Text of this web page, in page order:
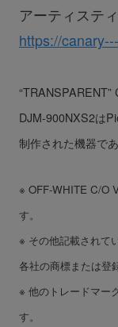
アーティステ
https://
“TRANSPARENT”
DJM-900NXS2は
制作された機器で
※ OFF-WHITE C/O
す。
※ その他記載されて
各社の商標または登
※ 他のトレードマー
す。